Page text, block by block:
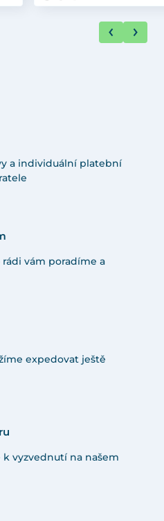
a individuální platební
vám poradíme a
expedovat ještě
vyzvednutí na našem